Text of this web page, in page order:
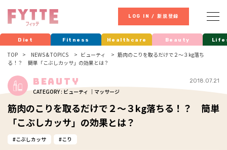
LOG IN / 新規登録
Diet Fitness Healthcare Beauty
TOP NEWS & TOPICS ビューティ
筋肉のこりを取るだけで２～３kg落ち
る！？ 簡単「こぶしカッサ」の効果とは？
Beauty
CATEGORY : ビューティ ｜マッサージ
2018.07.21
筋肉のこりを取るだけで２～３kg落ちる！？ 簡単
「こぶしカッサ」の効果とは？
こぶしカッサ こり